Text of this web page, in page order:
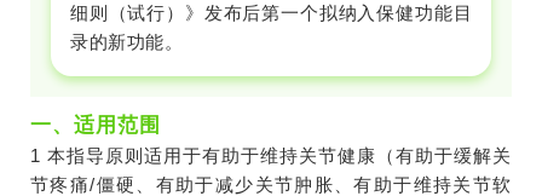
细则（试行）》发布后第一个拟纳入保健功能目
录的新功能。
一、适用范围
1 本指导原则适用于有助于维持关节健康（有助于缓解关
节疼痛/僵硬、有助于减少关节肿胀、有助于维持关节软